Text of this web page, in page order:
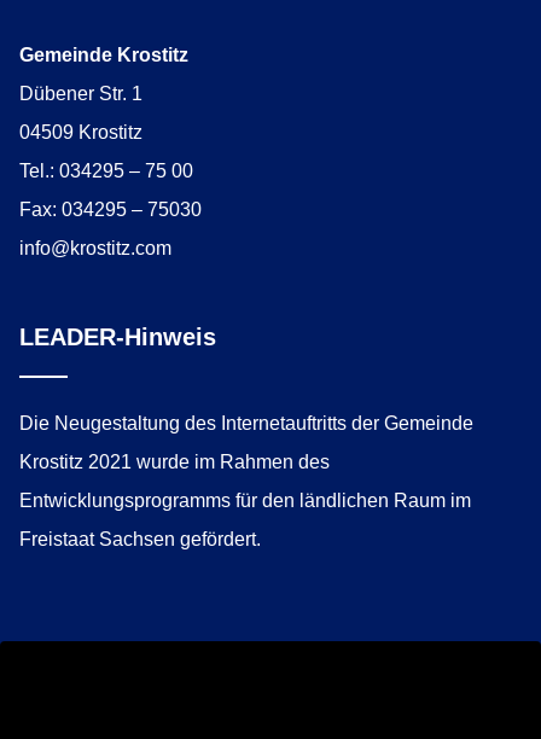
Gemeinde Krostitz
Dübener Str. 1
04509 Krostitz
Tel.: 034295 – 75 00
Fax: 034295 – 75030
info@krostitz.com
LEADER-Hinweis
Die Neugestaltung des Internetauftritts der Gemeinde
Krostitz 2021 wurde im Rahmen des
Entwicklungsprogramms für den ländlichen Raum im
Freistaat Sachsen gefördert.